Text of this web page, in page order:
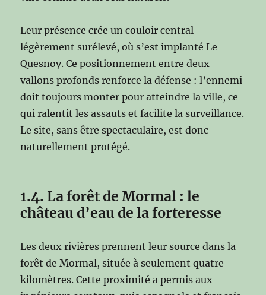
Leur présence crée un couloir central
légèrement surélevé, où s’est implanté Le
Quesnoy. Ce positionnement entre deux
vallons profonds renforce la défense : l’ennemi
doit toujours monter pour atteindre la ville, ce
qui ralentit les assauts et facilite la surveillance.
Le site, sans être spectaculaire, est donc
naturellement protégé.
1.4. La forêt de Mormal : le
château d’eau de la forteresse
Les deux rivières prennent leur source dans la
forêt de Mormal, située à seulement quatre
kilomètres. Cette proximité a permis aux